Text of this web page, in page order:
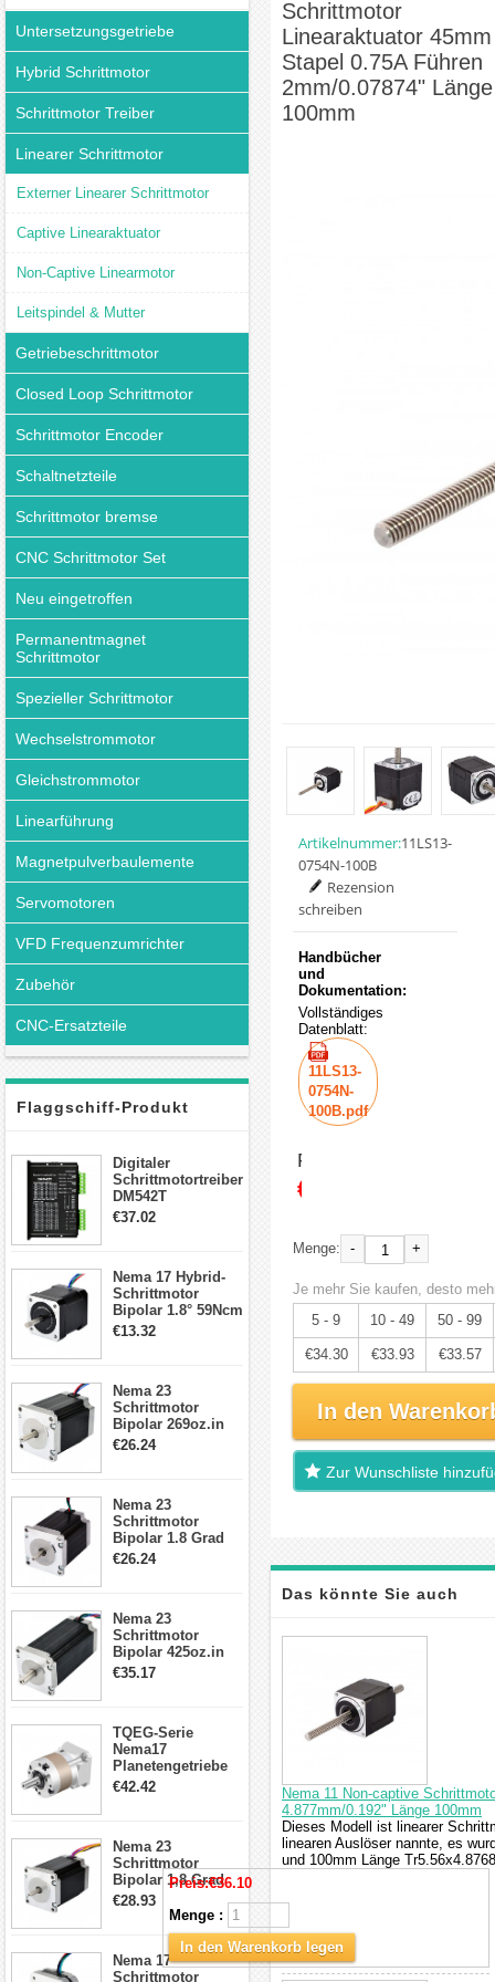
Untersetzungsgetriebe
Hybrid Schrittmotor
Schrittmotor Treiber
Linearer Schrittmotor
Externer Linearer Schrittmotor
Captive Linearaktuator
Non-Captive Linearmotor
Leitspindel & Mutter
Getriebeschrittmotor
Closed Loop Schrittmotor
Schrittmotor Encoder
Schaltnetzteile
Schrittmotor bremse
CNC Schrittmotor Set
Neu eingetroffen
Permanentmagnet
Schrittmotor
Spezieller Schrittmotor
Wechselstrommotor
Gleichstrommotor
Linearführung
Magnetpulverbaulemente
Servomotoren
VFD Frequenzumrichter
Zubehör
CNC-Ersatzteile
Flaggschiff-Produkt
Digitaler
Schrittmotortreiber
DM542T
Schrittmotor
Schrittmotor
€37.02
Nema 17 Hybrid-
Schrittmotor
Bipolar 1.8° 59Ncm
2A 4 Drähte mit 1m
€13.32
Nema 23
Schrittmotor
Bipolar 269oz.in
2,8A 57x57x76mm
€26.24
Nema 23
Schrittmotor
Bipolar 1.8 Grad
1.9Nm 3A 3.36V 4
€26.24
Nema 23
Schrittmotor
Bipolar 425oz.in
4.2A 57x57x114mm
€35.17
TQEG-Serie
Nema17
Planetengetriebe
5:1 Spiel 15Arc-
€42.42
Nema 23
Schrittmotor
Bipolar 1,8 Grad
2,83Nm 4 A 2,26V
CNC Hybrid-
Schrittmotor mit 8
Anschlüssen
€28.93
Nema 17
Schrittmotor
Schrittmotor
Linearaktuator 45mm
Stapel 0.75A Führen
2mm/0.07874" Länge
100mm
Artikelnummer:11LS13-
0754N-100B
Rezension
schreiben
Handbücher
und
Dokumentation:
Vollständiges
Datenblatt:
11LS13-
0754N-
100B.pdf
Preis:
€36.10
Menge: - +
Je mehr Sie kaufen, desto
5 - 9
10 - 49 50 - 99
€34.30 €33.93 €33.57
In den
Zur Wunschliste
Das könnte Sie auch
interessieren
Nema 11 Non-captive
4.877mm/0.192" Länge 100mm
Dieses Modell ist linearer
linearen Auslöser nannte, es
und 100mm Länge
Preis:€36.10
Menge :
In den Warenkorb legen